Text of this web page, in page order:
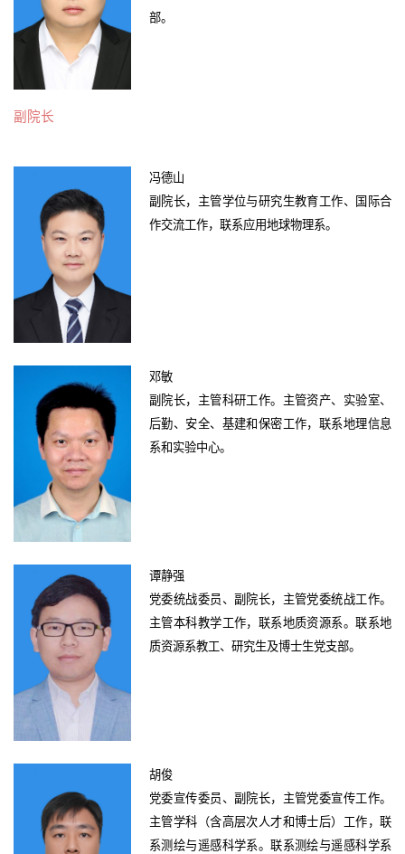
部。
副院长
冯德山
副院长，主管学位与研究生教育工作、国际合
作交流工作，联系应用地球物理系。
邓敏
副院长，主管科研工作。主管资产、实验室、
后勤、安全、基建和保密工作，联系地理信息
系和实验中心。
谭静强
党委统战委员、副院长，主管党委统战工作。
主管本科教学工作，联系地质资源系。联系地
质资源系教工、研究生及博士生党支部。
胡俊
党委宣传委员、副院长，主管党委宣传工作。
主管学科（含高层次人才和博士后）工作，联
系测绘与遥感科学系。联系测绘与遥感科学系